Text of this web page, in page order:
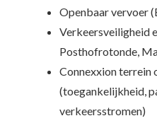
Openbaar vervoer
Verkeersveiligheid
Posthofrotonde,
Connexxion terrein
(toegankelijkheid,
verkeersstromen)